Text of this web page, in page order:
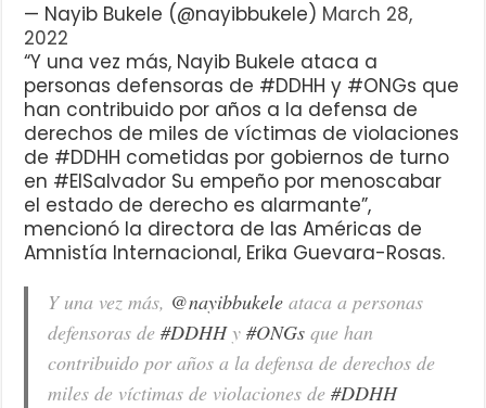
— Nayib Bukele (@nayibbukele) March 28,
2022
“Y una vez más, Nayib Bukele ataca a
personas defensoras de #DDHH y #ONGs que
han contribuido por años a la defensa de
derechos de miles de víctimas de violaciones
de #DDHH cometidas por gobiernos de turno
en #ElSalvador Su empeño por menoscabar
el estado de derecho es alarmante”,
mencionó la directora de las Américas de
Amnistía Internacional, Erika Guevara-Rosas.
Y una vez más, @nayibbukele ataca a personas
defensoras de#DDHHy#ONGs que han
contribuido por años a la defensa de derechos de
miles de víctimas de violaciones de#DDHH